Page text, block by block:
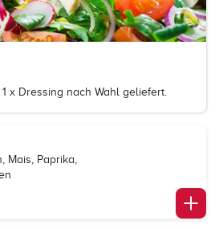
x Dressing nach Wahl geliefert.
Mais, Paprika,